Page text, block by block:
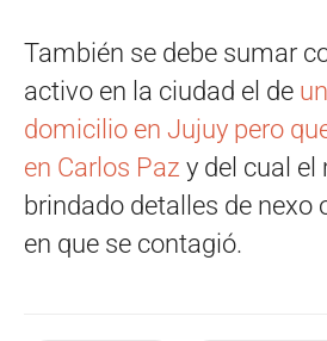
También se debe sumar
activo en la ciudad el de
domicilio en Jujuy pero
en Carlos Paz y del cual
brindado detalles de nexo
en que se contagió.